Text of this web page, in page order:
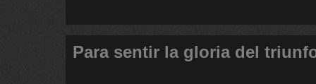
Para sentir la gloria del